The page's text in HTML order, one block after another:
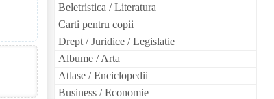
Beletristica / Literatura
Carti pentru copii
Drept / Juridice / Legislatie
Albume / Arta
Atlase / Enciclopedii
Business / Economie